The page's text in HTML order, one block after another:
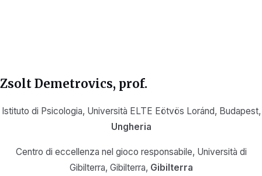
Zsolt Demetrovics, prof.
Istituto di Psicologia, Università ELTE Eötvös Loránd, Budapest,
Ungheria
Centro di eccellenza nel gioco responsabile, Università di
Gibilterra, Gibilterra, Gibilterra